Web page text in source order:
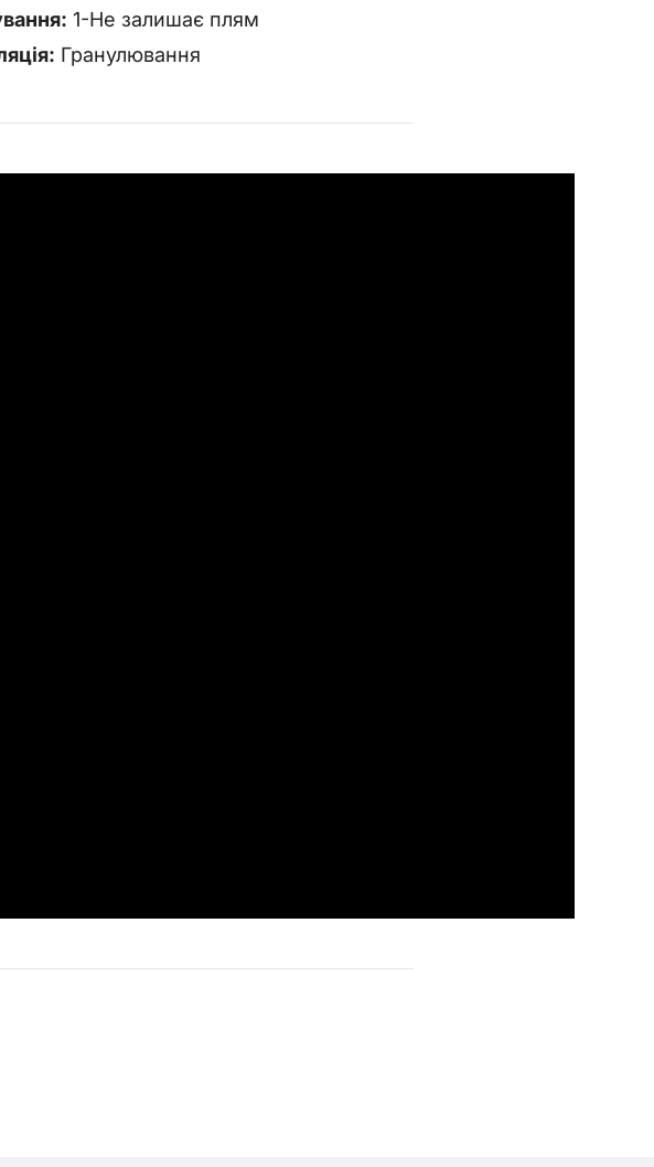
1-Не залишає плям
Гранулювання